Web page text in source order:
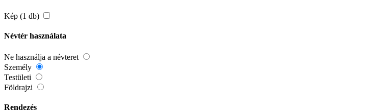
Kép (1 db)
Névtér használata
Ne használja a névteret
Személy
Testületi
Földrajzi
Rendezés